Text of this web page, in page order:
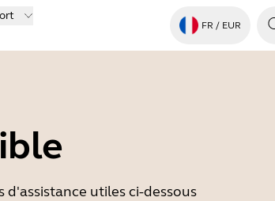
FR / EUR
d'assistance utiles ci-dessous